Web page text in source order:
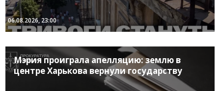
06.08.2026, 23:00
Мэрия проиграла апелляцию: землю в
центре Харькова вернули государству